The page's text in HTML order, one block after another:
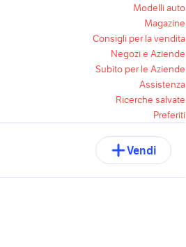
Modelli auto
Magazine
Consigli per la vendita
Negozi e Aziende
Subito per le Aziende
Assistenza
Ricerche salvate
Preferiti
Vendi